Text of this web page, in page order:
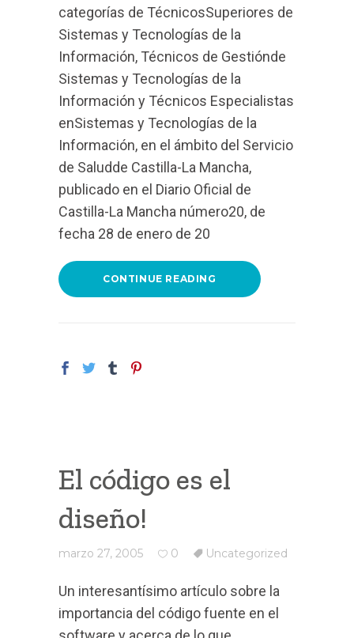
categorías de TécnicosSuperiores de
Sistemas y Tecnologías de la
Información, Técnicos de Gestiónde
Sistemas y Tecnologías de la
Información y Técnicos Especialistas
enSistemas y Tecnologías de la
Información, en el ámbito del Servicio
de Saludde Castilla-La Mancha,
publicado en el Diario Oficial de
Castilla-La Mancha número20, de
fecha 28 de enero de 20
CONTINUE READING
El código es el
diseño!
marzo 27, 2005 0 Uncategorized
Un interesantísimo artículo sobre la
importancia del código fuente en el